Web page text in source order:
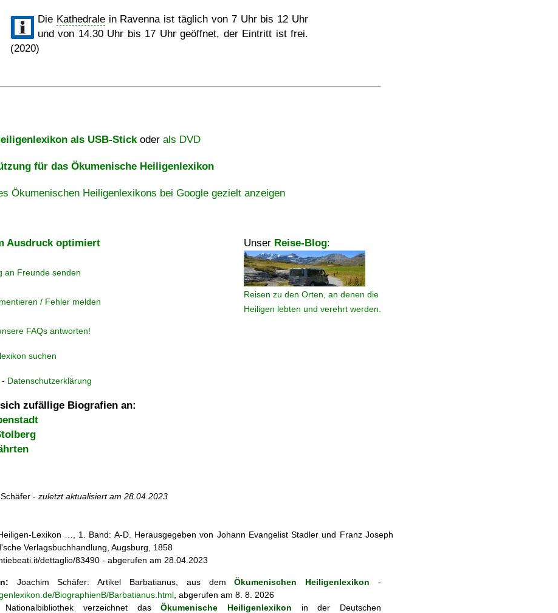
Die Kathedralein Ravenna ist täglich von 7 Uhr bis 12 Uhr
und von 14.30 Uhr bis 17 Uhr geöffnet, der Eintritt ist frei.
(2020)
als USB-Stickoder als DVD
für das Ökumenische Heiligenlexikon
Ökumenischen Heiligenlexikons bei Google gezielt anzeigen
Ausdruck optimiert Unser Reise-Blog:
Reisen zu den Orten, an denen die
Heiligen lebten und verehrt werden.
an Freunde senden
/ Fehler melden
FAQs antworten!
suchen
- Datenschutzerklärung
zufällige Biografien an:
- zuletzt aktualisiert am 28.04.2023
Lexikon …, 1. Band: A-D. Herausgegeben von Johann Evangelist Stadler und Franz Joseph
Verlagsbuchhandlung, Augsburg, 1858
dettaglio/83490 - abgerufen am 28.04.2023
Joachim Schäfer: Artikel Barbatianus, aus demÖkumenischen Heiligenlexikon -
BiographienB/Barbatianus.html , abgerufen am 8. 8. 2026
Nationalbibliothek verzeichnet dasÖkumenische Heiligenlexikon in der Deutschen